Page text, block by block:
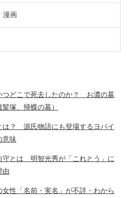
漫画
つどこで死去したのか？ お濃の墓
髪塚、帰蝶の墓）
は？ 源氏物語にも登場するヨバイ
意味
守とは 明智光秀が「これとう」に
由
女性「名前・実名」が不詳・わから